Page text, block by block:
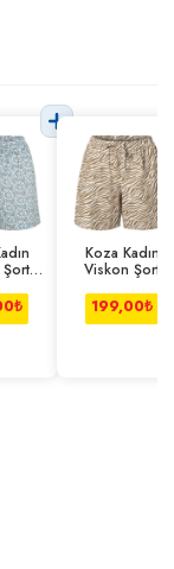
₺
Koza Kadın
Viskon Şort
199,00₺